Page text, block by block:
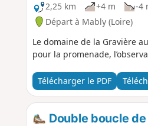
2,25 km
+4 m -4
Départ à Mably (Loire)
Le domaine de la Gravière
pour la promenade,
Télécharger le PDF
Double boucle